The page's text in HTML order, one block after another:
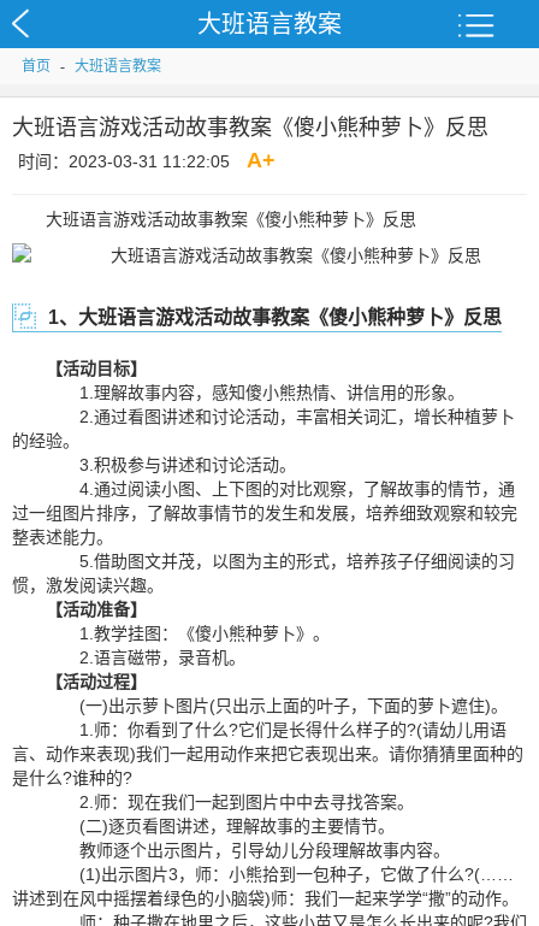
大班语言教案
首页 - 大班语言教案
大班语言游戏活动故事教案《傻小熊种萝卜》反思
时间：2023-03-31 11:22:05 A+
大班语言游戏活动故事教案《傻小熊种萝卜》反思
1、大班语言游戏活动故事教案《傻小熊种萝卜》反思
【活动目标】
1.理解故事内容，感知傻小熊热情、讲信用的形象。
2.通过看图讲述和讨论活动，丰富相关词汇，增长种植萝卜
的经验。
3.积极参与讲述和讨论活动。
4.通过阅读小图、上下图的对比观察，了解故事的情节，通
过一组图片排序，了解故事情节的发生和发展，培养细致观察和较完
整表述能力。
5.借助图文并茂，以图为主的形式，培养孩子仔细阅读的习
惯，激发阅读兴趣。
【活动准备】
1.教学挂图：《傻小熊种萝卜》。
2.语言磁带，录音机。
【活动过程】
(一)出示萝卜图片(只出示上面的叶子，下面的萝卜遮住)。
1.师：你看到了什么?它们是长得什么样子的?(请幼儿用语
言、动作来表现)我们一起用动作来把它表现出来。请你猜猜里面种的
是什么?谁种的?
2.师：现在我们一起到图片中中去寻找答案。
(二)逐页看图讲述，理解故事的主要情节。
教师逐个出示图片，引导幼儿分段理解故事内容。
(1)出示图片3，师：小熊拾到一包种子，它做了什么?(……
讲述到在风中摇摆着绿色的小脑袋)师：我们一起来学学“撒”的动作。